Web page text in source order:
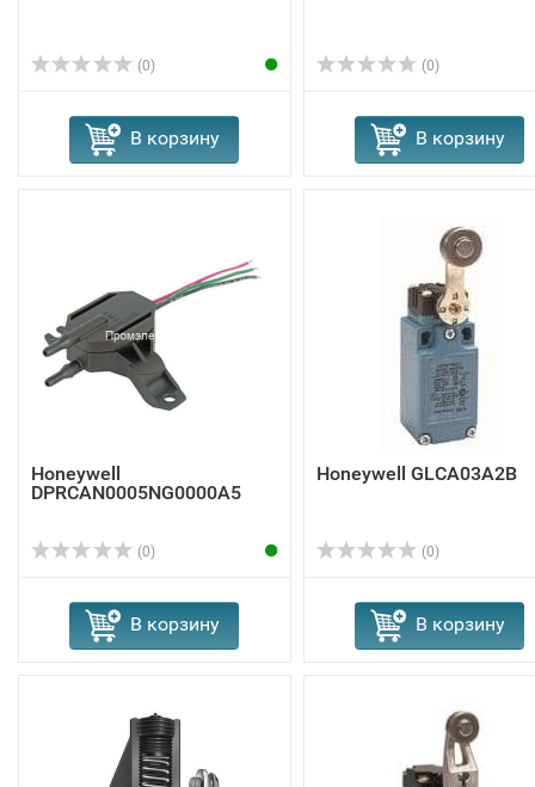
(0)
В корзину
(0)
В корзину
Honeywell
DPRCAN0005NG0000A5
(0)
В корзину
Honeywell GLCA03A2B
(0)
В корзину